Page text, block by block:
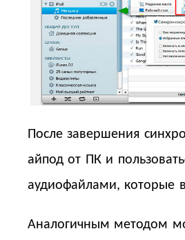
После завершения
айпод от ПК и
аудиофайлами, которые
Аналогичным методом